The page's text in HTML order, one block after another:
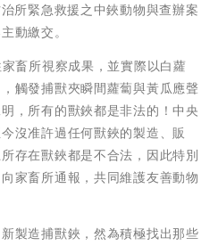
所緊急救援之中鋏動物與查辦案
動繳交。
畜所視察成果，並實際以白蘿
觸發捕獸夾瞬間蘿蔔與黃瓜應聲
，所有的獸鋏都是非法的！中央
沒准許過任何獸鋏的製造、販
存在獸鋏都是不合法，因此特別
家畜所通報，共同維護友善動物
製造捕獸鋏，然為積極找出那些